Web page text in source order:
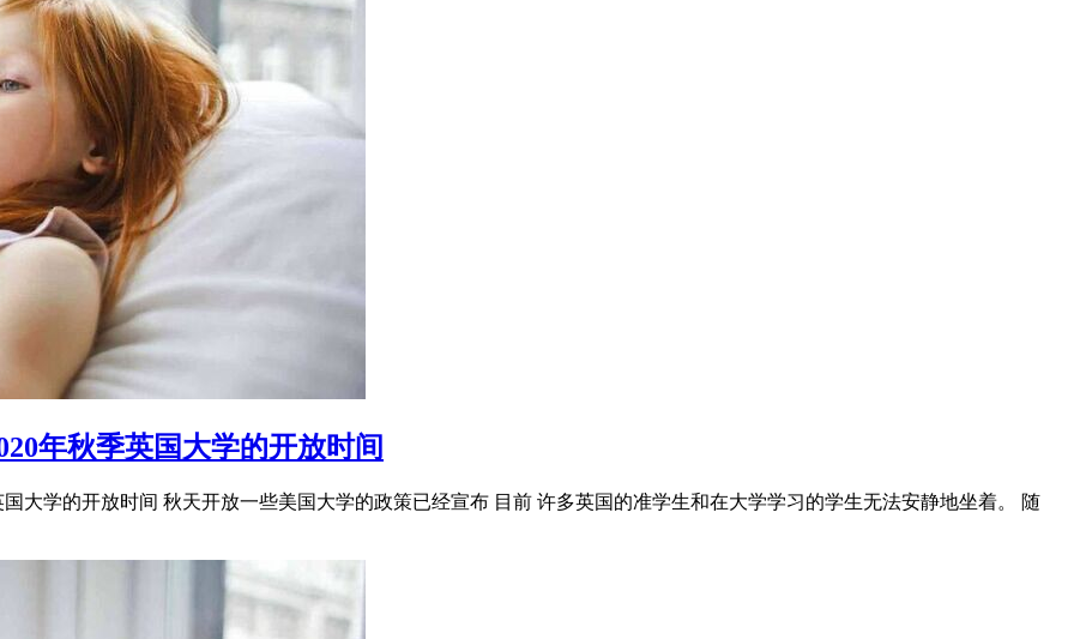
年秋季英国大学的开放时间
大学的开放时间 秋天开放一些美国大学的政策已经宣布 目前 许多英国的准学生和在大学学习的学生无法安静地坐着。 随